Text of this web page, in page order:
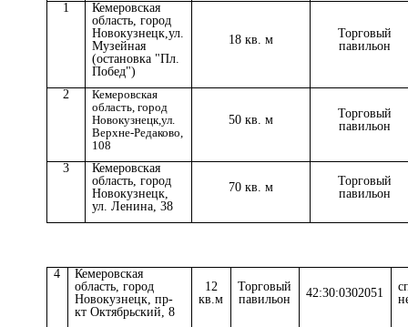
1
Кемеровская
область, город
Новокузнецк,ул.
Музейная
(остановка "Пл.
Побед")
18 кв. м
Торговый
павильон
2
Кемеровская
область, город
Новокузнецк,ул.
Верхне-Редаково,
108
50 кв. м
Торговый
павильон
3
Кемеровская
область, город
Новокузнецк,
ул. Ленина, 38
70 кв. м
Торговый
павильон
4
Кемеровская
область, город
Новокузнецк, пр-
кт Октябрьский, 8
12
кв.м
Торговый
павильон
42:30:0302051